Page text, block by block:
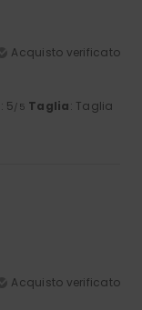
Acquisto verificato
: 5/5 Taglia: Taglia
Acquisto verificato